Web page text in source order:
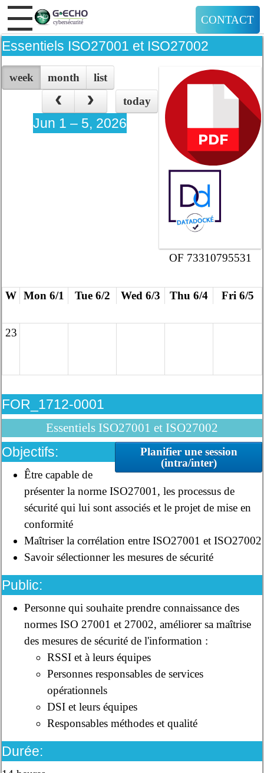
CONTACT
Essentiels ISO27001 et ISO27002
OF 73310795531
week month
list
today
Jun 1 – 5, 2026
W Mon 6/1 Tue 6/2 Wed 6/3 Thu 6/4 Fri 6/5
23
FOR_1712-0001
Essentiels ISO27001 et ISO27002
Planifier une session
(intra/inter)
Objectifs:
Être capable de
présenter la norme ISO27001, les processus de
sécurité qui lui sont associés et le projet de mise en
conformité
Maîtriser la corrélation entre ISO27001 et ISO27002
Savoir sélectionner les mesures de sécurité
Public:
Personne qui souhaite prendre connaissance des
normes ISO 27001 et 27002, améliorer sa maîtrise
des mesures de sécurité de l'information :
RSSI et à leurs équipes
Personnes responsables de services
opérationnels
DSI et leurs équipes
Responsables méthodes et qualité
Durée: